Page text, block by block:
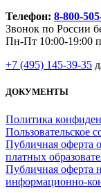
Телефон: 8-800-
Звонок по России
Пн-Пт 10:00-19:00
+7 (495) 145-39-35
ДОКУМЕНТЫ
Политика
Пользовательское
Публичная оферта
платных
Публичная оферта